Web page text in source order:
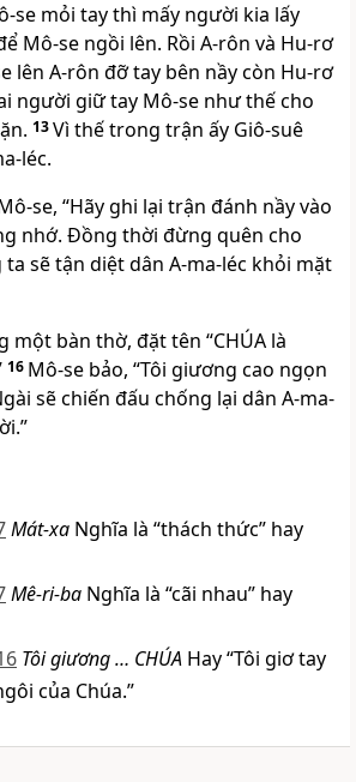
se mỏi tay thì mấy người kia lấy
Mô-se ngồi lên. Rồi A-rôn và Hu-rơ
lên A-rôn đỡ tay bên nầy còn Hu-rơ
người giữ tay Mô-se như thế cho
13Vì thế trong trận ấy Giô-suê
léc.
se, “Hãy ghi lại trận đánh nầy vào
nhớ. Đồng thời đừng quên cho
sẽ tận diệt dân A-ma-léc khỏi mặt
một bàn thờ, đặt tên “CHÚA là
16 Mô-se bảo, “Tôi giương cao ngọn
sẽ chiến đấu chống lại dân A-ma-
Mát-xa Nghĩa là “thách thức” hay
Mê-ri-ba Nghĩa là “cãi nhau” hay
Tôi giương … CHÚA Hay “Tôi giơ tay
của Chúa.”